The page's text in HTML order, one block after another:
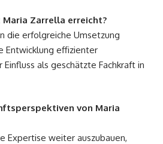
Maria Zarrella erreicht?
die erfolgreiche Umsetzung
Entwicklung effizienter
als geschätzte Fachkraft in
von Maria
Expertise weiter auszubauen,